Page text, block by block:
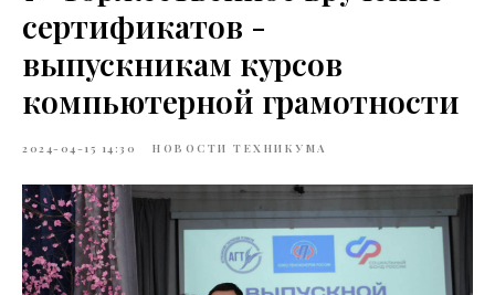
сертификатов -
выпускникам курсов
компьютерной грамотности
2024-04-15 14:30 НОВОСТИ ТЕХНИКУМА